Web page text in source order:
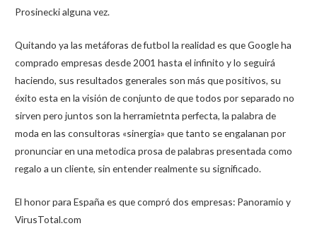
Prosinecki alguna vez.
Quitando ya las metáforas de futbol la realidad es que Google ha
comprado empresas desde 2001 hasta el infinito y lo seguirá
haciendo, sus resultados generales son más que positivos, su
éxito esta en la visión de conjunto de que todos por separado no
sirven pero juntos son la herramietnta perfecta, la palabra de
moda en las consultoras «sinergia» que tanto se engalanan por
pronunciar en una metodica prosa de palabras presentada como
regalo a un cliente, sin entender realmente su significado.
El honor para España es que compró dos empresas: Panoramio y
VirusTotal.com